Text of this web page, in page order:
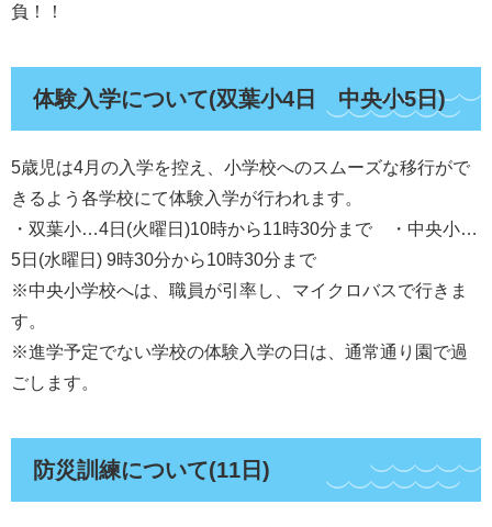
負！！
体験入学について(双葉小4日 中央小5日)
5歳児は4月の入学を控え、小学校へのスムーズな移行がで
きるよう各学校にて体験入学が行われます。
・双葉小…4日(火曜日)10時から11時30分まで ・中央小…
5日(水曜日) 9時30分から10時30分まで
※中央小学校へは、職員が引率し、マイクロバスで行きま
す。
※進学予定でない学校の体験入学の日は、通常通り園で過
ごします。
防災訓練について(11日)